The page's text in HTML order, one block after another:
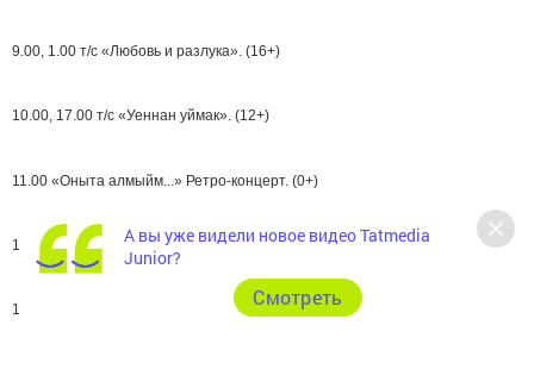
9.00, 1.00 т/с «Любовь и разлука». (16+)
10.00, 17.00 т/с «Уеннан уймак». (12+)
11.00 «Оныта алмыйм...» Ретро-концерт. (0+)
11.30, 18.00 «Татарлар». (12+)
12.00, 0.05 т/с «Эффект Богарне». (16+)
А вы уже видели новое видео Tatmedia
Junior?
Cмотреть